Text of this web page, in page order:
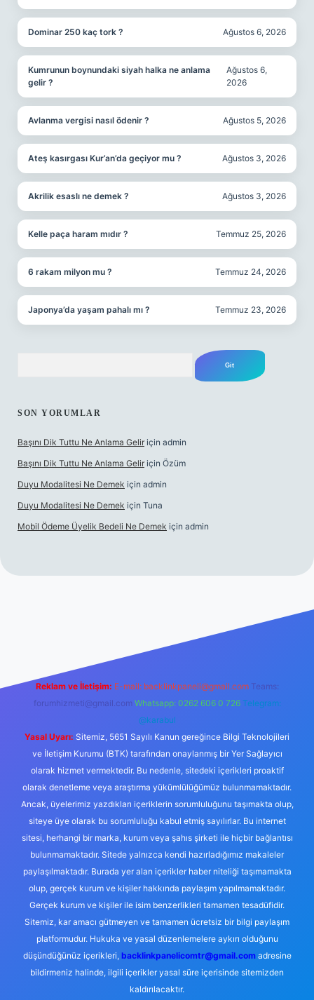
Dominar 250 kaç tork ? Ağustos 6, 2026
Kumrunun boynundaki siyah halka ne anlama
gelir ?
Ağustos 6,
2026
Avlanma vergisi nasıl ödenir ? Ağustos 5, 2026
Ateş kasırgası Kur’an’da geçiyor mu ? Ağustos 3, 2026
Akrilik esaslı ne demek ? Ağustos 3, 2026
Kelle paça haram mıdır ? Temmuz 25, 2026
6 rakam milyon mu ? Temmuz 24, 2026
Japonya’da yaşam pahalı mı ? Temmuz 23, 2026
SON YORUMLAR
Başını Dik Tuttu Ne Anlama Gelir için admin
Başını Dik Tuttu Ne Anlama Gelir için Özüm
Duyu Modalitesi Ne Demek için admin
Duyu Modalitesi Ne Demek için Tuna
Mobil Ödeme Üyelik Bedeli Ne Demek için admin
Reklam ve İletişim: E-mail: backlinkpaneli@gmail.com Teams:
forumhizmeti@gmail.com Whatsapp: 0262 606 0 726 Telegram:
@karabul
Yasal Uyarı: Sitemiz, 5651 Sayılı Kanun gereğince Bilgi Teknolojileri
ve İletişim Kurumu (BTK) tarafından onaylanmış bir Yer Sağlayıcı
olarak hizmet vermektedir. Bu nedenle, sitedeki içerikleri proaktif
olarak denetleme veya araştırma yükümlülüğümüz bulunmamaktadır.
Ancak, üyelerimiz yazdıkları içeriklerin sorumluluğunu taşımakta olup,
siteye üye olarak bu sorumluluğu kabul etmiş sayılırlar. Bu internet
sitesi, herhangi bir marka, kurum veya şahıs şirketi ile hiçbir bağlantısı
bulunmamaktadır. Sitede yalnızca kendi hazırladığımız makaleler
paylaşılmaktadır. Burada yer alan içerikler haber niteliği taşımamakta
olup, gerçek kurum ve kişiler hakkında paylaşım yapılmamaktadır.
Gerçek kurum ve kişiler ile isim benzerlikleri tamamen tesadüfidir.
Sitemiz, kar amacı gütmeyen ve tamamen ücretsiz bir bilgi paylaşım
platformudur. Hukuka ve yasal düzenlemelere aykırı olduğunu
düşündüğünüz içerikleri, backlinkpanelicomtr@gmail.comadresine
bildirmeniz halinde, ilgili içerikler yasal süre içerisinde sitemizden
kaldırılacaktır.